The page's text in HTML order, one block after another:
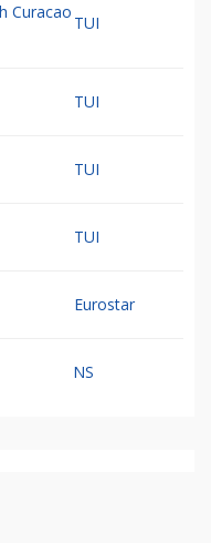
Curacao
TUI
TUI
TUI
TUI
Eurostar
NS